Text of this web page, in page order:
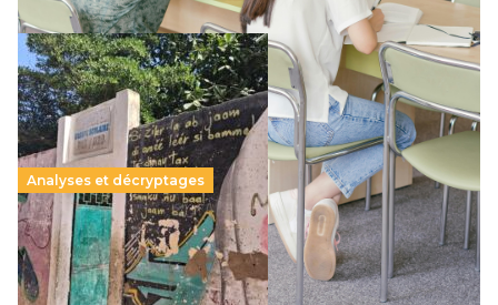
Analyses et décryptages
258 millions d’enfants victimes de la guerre, des
chocs climatiques et des déplacements de
population